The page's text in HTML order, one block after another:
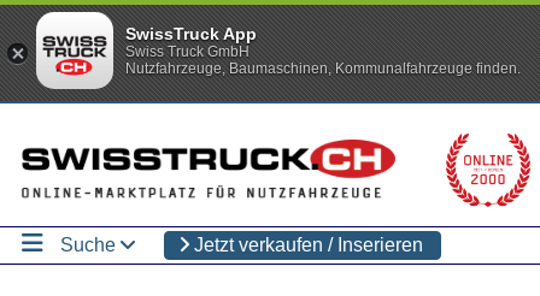
Suche Jetzt verkaufen / Inserieren
SwissTruck App
Swiss Truck GmbH
Nutzfahrzeuge, Baumaschinen, Kommunalfahrzeuge finden.